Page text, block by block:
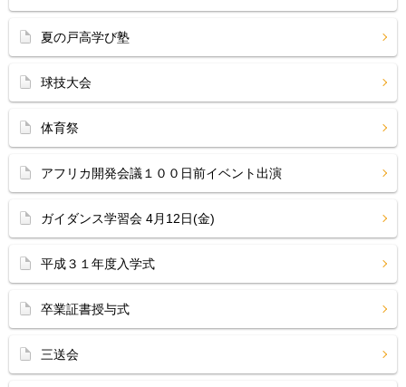
夏の戸高学び塾
球技大会
体育祭
アフリカ開発会議１００日前イベント出演
ガイダンス学習会 4月12日(金)
平成３１年度入学式
卒業証書授与式
三送会